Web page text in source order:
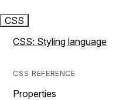
CSS
CSS: Styling language
CSS REFERENCE
Properties